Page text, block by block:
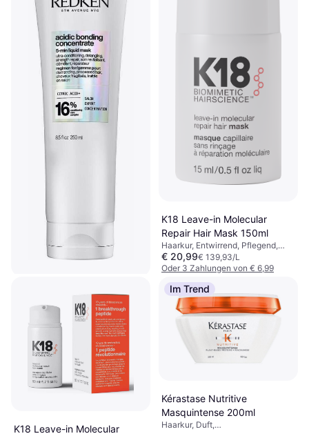
Redken Acidic Bonding
Concentrate 5-Min Liquid
Mask 250ml
Haarkur, Entwirrend,
Feuchtigkeitsspendend, Glanz,
Regenerierend, Glättend,
Reparierend, Stärkend, Pflegend,
Sulfatfrei
Oder 3 Zahlungen von € 9,38
9+ Shops
K18 Leave-in Molecular
Repair Hair Mask 150ml
Haarkur, Entwirrend, Pflegend,
Stärkend, Anti-Frizz,
Weichmachend, Ohne Ausspülen,
Feuchtigkeitsspendend,
Farbbewahrend, Protein, Keratin,
Peptide
€ 20,99€ 139,93/L
Oder 3 Zahlungen von € 6,99
K18 Leave-in Molecular
Im Trend
Kérastase Nutritive
Masquintense 200ml
Haarkur, Duft,